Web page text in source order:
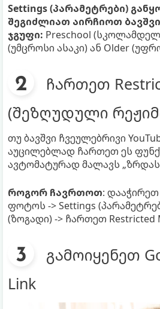
Settings (პარამეტრები)
შეგიძლიათ აირჩიოთ
ჯგუფი: Preschool
(უმცროსი ასაკი) ან Older
ჩართეთ
(შეზღუდული
თუ ბავშვი ჩვეულებრივი
აუცილებლად ჩართეთ ეს
ავტომატურად მალავს
როგორ ჩავრთოთ:
ფოტოს -> Settings
(ზოგადი) -> ჩართეთ Restricted
გამოიყენეთ
Link